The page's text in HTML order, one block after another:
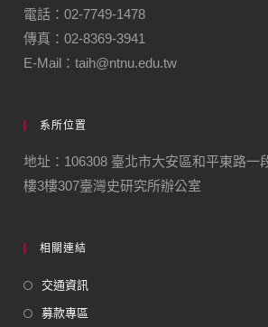
電話：02-7749-1478
傳真：02-8369-3941
E-Mail：taih@ntnu.edu.tw
系所位置
地址：106308 臺北市大安區和平東路一
樓3樓307臺灣史研究所辦公室
相關連結
交通資訊
募款專區